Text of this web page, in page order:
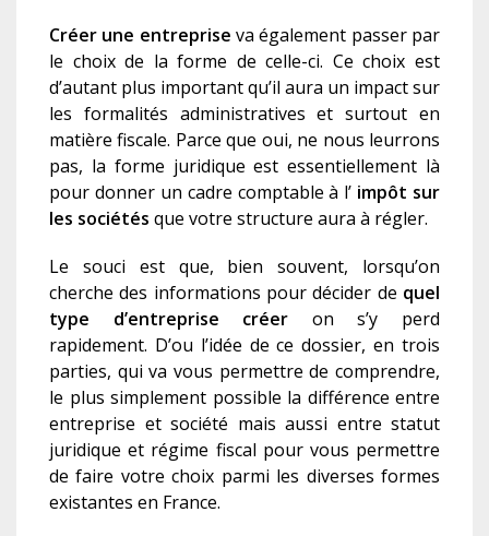
Créer une entreprise va également passer par
le choix de la forme de celle-ci. Ce choix est
d’autant plus important qu’il aura un impact sur
les formalités administratives et surtout en
matière fiscale. Parce que oui, ne nous leurrons
pas, la forme juridique est essentiellement là
pour donner un cadre comptable à l’ impôt sur
les sociétés que votre structure aura à régler.
Le souci est que, bien souvent, lorsqu’on
cherche des informations pour décider de quel
type d’entreprise créer on s’y perd
rapidement. D’ou l’idée de ce dossier, en trois
parties, qui va vous permettre de comprendre,
le plus simplement possible la différence entre
entreprise et société mais aussi entre statut
juridique et régime fiscal pour vous permettre
de faire votre choix parmi les diverses formes
existantes en France.